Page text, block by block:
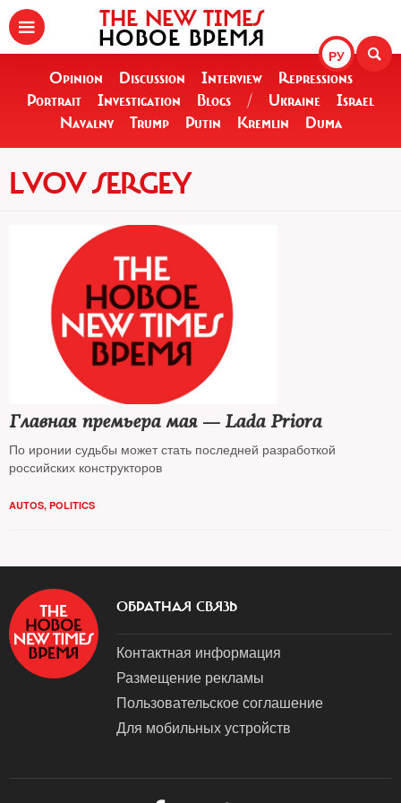
РУ
THE NEW TIMES
НОВОЕ ВРЕМЯ
Opinion Discussion Interview
Repressions
Portrait
Investigation Blogs / Ukraine
Israel
Navalny
Trump Putin Kremlin Duma
LVOV SERGEY
Главная премьера мая — Lada Priora
По иронии судьбы может стать последней разработкой
российских конструкторов
AUTOS, POLITICS
ОБРАТНАЯ СВЯЗЬ
Контактная информация
Размещение рекламы
Пользовательское соглашение
Для мобильных устройств